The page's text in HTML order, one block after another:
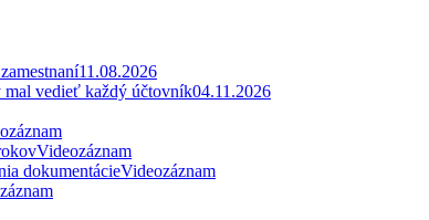
11.08.2026
mal vedieť každý účtovník04.11.2026
Videozáznam
dokumentácieVideozáznam